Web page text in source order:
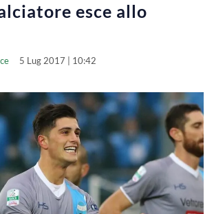
esce allo
5 Lug 2017 | 10:42